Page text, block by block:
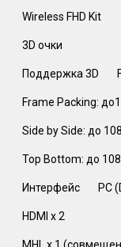
Wireless FHD Kit
3D очки‎
Поддержка 3D‎
Frame Packing:
Side by Side: до
Top Bottom: до
Интерфейс‎ PC
HDMI x 2
MHL x 1